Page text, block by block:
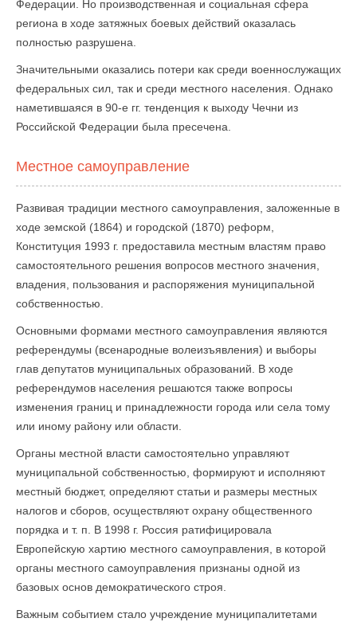
Федерации. Но производственная и социальная сфера
региона в ходе затяжных боевых действий оказалась
полностью разрушена.
Значительными оказались потери как среди военнослужащих
федеральных сил, так и среди местного населения. Однако
на­метившаяся в 90-е гг. тенденция к выходу Чечни из
Российской Федерации была пресечена.
Местное самоуправление
Развивая традиции местного самоуправления, заложенные в
ходе земской (1864) и го­родской (1870) реформ,
Конституция 1993 г. предоставила местным властям право
самостоятельного решения во­просов местного значения,
владения, пользования и распоряжения муниципальной
собственностью.
Основными формами местного самоуправления являются
референдумы (всенародные волеизъявления) и выборы
глав депутатов муниципальных образований. В ходе
референдумов населения решаются также вопросы
изменения границ и принадлежности города или села тому
или иному району или области.
Органы местной власти самостоятельно управляют
муниципальной собственностью, формируют и исполняют
местный бюджет, определяют статьи и размеры местных
налогов и сборов, осуществляют охрану общественного
порядка и т. п. В 1998 г. Россия ратифицировала
Европейскую хартию местного самоуправления, в которой
органы местного самоуправления признаны одной из
базовых основ демократического строя.
Важным событием стало учреждение муниципалитетами